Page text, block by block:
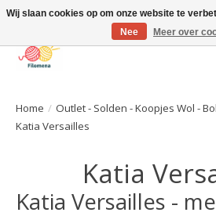
Home / Outlet - Solden - Koopjes Wol -
Katia Versailles
Katia
Katia Versailles -
Wij slaan cookies op om onze website te
Nee
Meer over